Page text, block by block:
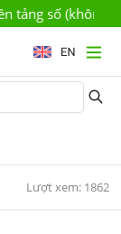
số (không có
Lượt xem: 1862